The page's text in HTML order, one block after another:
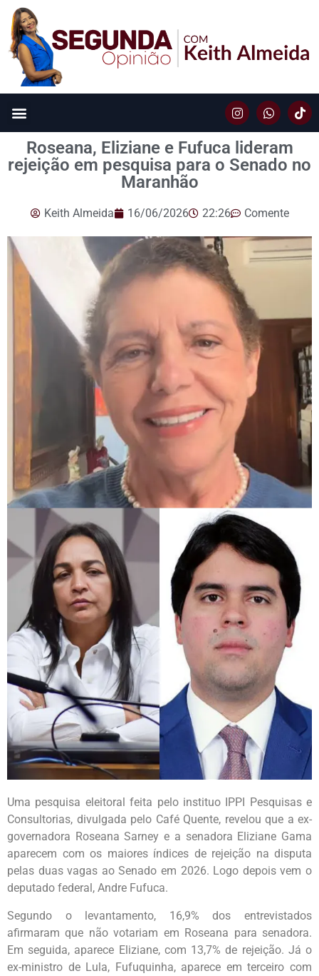
Roseana, Eliziane e Fufuca lideram
rejeição em pesquisa para o Senado no
Maranhão
Keith Almeida 16/06/2026 22:26 Comente
Uma pesquisa eleitoral feita pelo instituo IPPI Pesquisas e
Consultorias, divulgada pelo Café Quente, revelou que a ex-
governadora Roseana Sarney e a senadora Eliziane Gama
aparecem com os maiores índices de rejeição na disputa
pelas duas vagas ao Senado em 2026. Logo depois vem o
deputado federal, Andre Fufuca.
Segundo o levantamento, 16,9% dos entrevistados
afirmaram que não votariam em Roseana para senadora.
Em seguida, aparece Eliziane, com 13,7% de rejeição. Já o
ex-ministro de Lula, Fufuquinha, aparece em terceiro com